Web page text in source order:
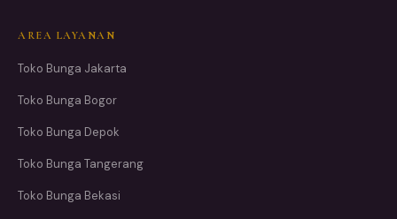
AREA LAYANAN
Toko Bunga Jakarta
Toko Bunga Bogor
Toko Bunga Depok
Toko Bunga Tangerang
Toko Bunga Bekasi